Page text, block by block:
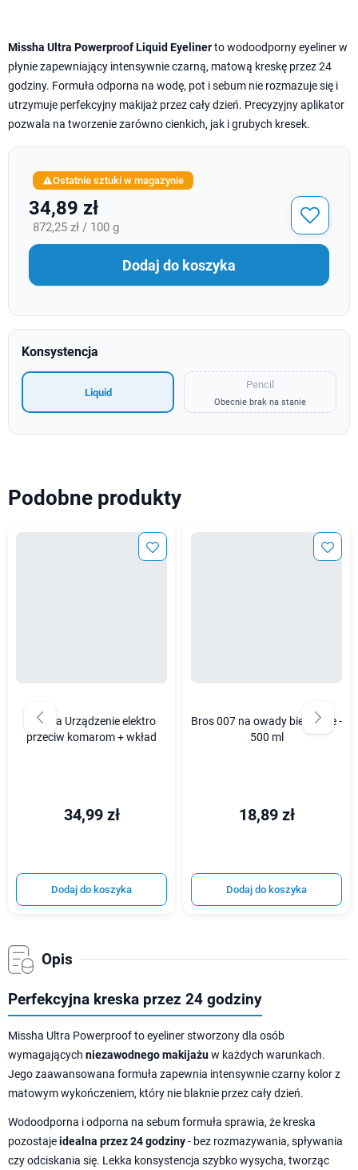
Missha Ultra Powerproof Liquid Eyelinerto wodoodporny eyeliner w
płynie zapewniający intensywnie czarną, matową kreskę przez 24
godziny. Formuła odporna na wodę, pot i sebum nie rozmazuje się i
utrzymuje perfekcyjny makijaż przez cały dzień. Precyzyjny aplikator
pozwala na tworzenie zarówno cienkich, jak i grubych kresek.
Ostatnie sztuki w magazynie
34,89 zł
872,25 zł / 100 g
Dodaj do koszyka
Konsystencja
Liquid
Pencil
Obecnie brak na stanie
Podobne produkty
Mugga Urządzenie elektro
przeciw komarom + wkład
34,99 zł
Dodaj do koszyka
Bros 007 na owady biegające -
500 ml
18,89 zł
Dodaj do koszyka
Opis
Perfekcyjna kreska przez 24 godziny
Missha Ultra Powerproof to eyeliner stworzony dla osób
wymagających niezawodnego makijażuw każdych warunkach.
Jego zaawansowana formuła zapewnia intensywnie czarny kolor z
matowym wykończeniem, który nie blaknie przez cały dzień.
Wodoodporna i odporna na sebum formuła sprawia, że kreska
pozostajeidealna przez 24 godziny- bez rozmazywania, spływania
czy odciskania się. Lekka konsystencja szybko wysycha, tworząc